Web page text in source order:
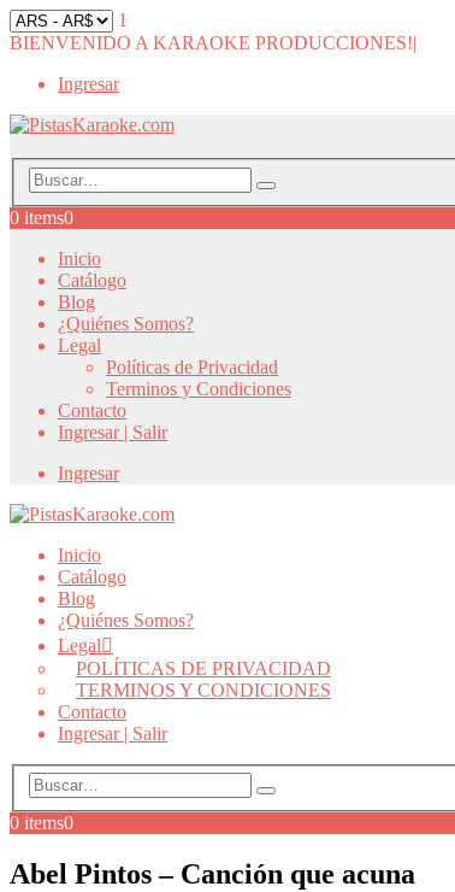
1
BIENVENIDO A KARAOKE PRODUCCIONES!|
Ingresar
0 items0
Inicio
Catálogo
Blog
¿Quiénes Somos?
Legal
Políticas de Privacidad
Terminos y Condiciones
Contacto
Ingresar | Salir
Ingresar
Inicio
Catálogo
Blog
¿Quiénes Somos?
Legal
POLÍTICAS DE PRIVACIDAD
TERMINOS Y CONDICIONES
Contacto
Ingresar | Salir
0 items0
Abel Pintos – Canción que acuna